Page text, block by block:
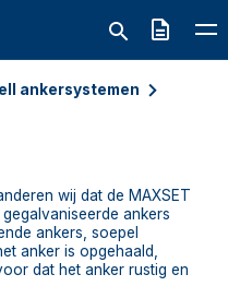
Offerte
ankersystemen
wij dat de MAXSET
ankers
ankers, soepel
anker is opgehaald,
dat het anker rustig en